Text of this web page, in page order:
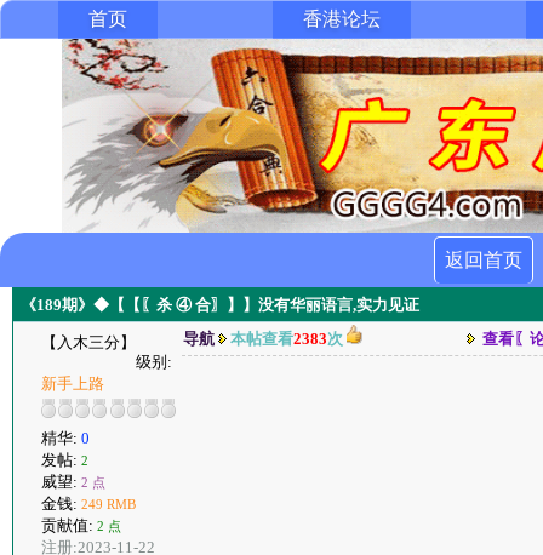
首页 香港论坛
返回首页
《189期》◆【【〖杀 ④ 合〗】】没有华丽语言,实力见证
【入木三分】
级别:
新手上路
精华: 0
发帖: 2
威望: 2 点
金钱: 249 RMB
贡献值: 2 点
注册:2023-11-22
导航 本帖查看2383次 查看〖